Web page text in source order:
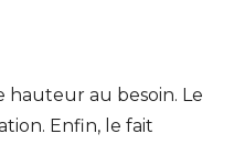
au besoin. Le
Enfin, le fait